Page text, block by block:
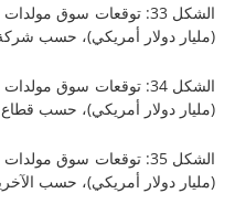
الشكل 33: توقعات سوق مولدات
أمريكي)، حسب شركة الأدوية، 2021-2034
الشكل 34: توقعات سوق مولدات
أمريكي)، حسب قطاع النفط والغاز،
الشكل 35: توقعات سوق مولدات
أمريكي)، حسب الآخرين، 2021-2034